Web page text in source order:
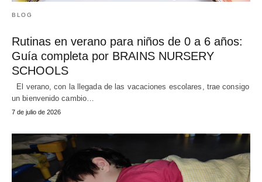
BLOG
Rutinas en verano para niños de 0 a 6 años:
Guía completa por BRAINS NURSERY
SCHOOLS
El verano, con la llegada de las vacaciones escolares, trae consigo
un bienvenido cambio…
7 de julio de 2026